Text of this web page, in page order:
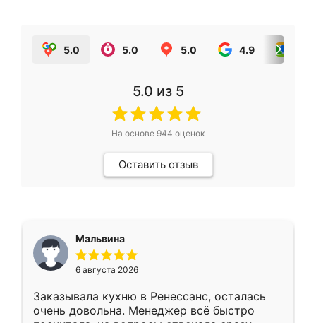
5.0 5.0 5.0 4.9
5.0 из 5
На основе 944 оценок
Оставить отзыв
Мальвина
6 августа 2026
Заказывала кухню в Ренессанс, осталась
очень довольна. Менеджер всё быстро